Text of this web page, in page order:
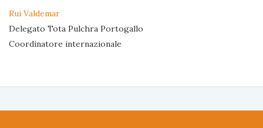
Rui Valdemar
Delegato Tota Pulchra Portogallo
Coordinatore internazionale